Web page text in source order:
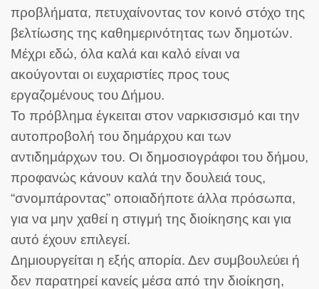
προβλήματα, πετυχαίνοντας τον κοινό στόχο της
βελτίωσης της καθημερινότητας των δημοτών.
Μέχρι εδώ, όλα καλά και καλό είναι να
ακούγονται οι ευχαριστίες προς τους
εργαζομένους του Δήμου.
Το πρόβλημα έγκειται στον ναρκισσισμό και την
αυτοπροβολή του δημάρχου και των
αντιδημάρχων του. Οι δημοσιογράφοι του δήμου,
προφανώς κάνουν καλά την δουλειά τους,
“σνομπάροντας” οποιαδήποτε άλλα πρόσωπα,
για να μην χαθεί η στιγμή της διοίκησης και για
αυτό έχουν επιλεγεί.
Δημιουργείται η εξής απορία. Δεν συμβουλεύει ή
δεν παρατηρεί κανείς μέσα από την διοίκηση,